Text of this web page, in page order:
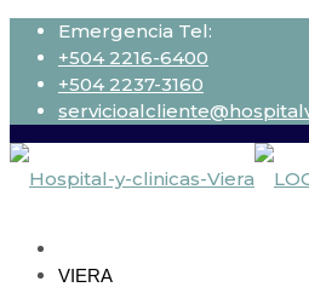
Emergencia Tel:
+504 2216-6400
+504 2237-3160
VIERA